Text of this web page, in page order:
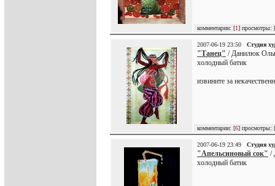
комментарии: [1] просмотры: [
2007-06-19 23:50 Студия
"Танец" / Данилюк
холодный батик
извините за
комментарии: [6] просмотры: [
2007-06-19 23:49 Студия
"Апельсиновый сок" /
холодный батик